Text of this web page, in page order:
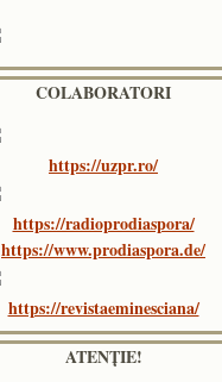
COLABORATORI
https://uzpr.ro/
https://radioprodiaspora/
https://www.prodiaspora.de/
https://revistaeminesciana/
ATENȚIE!